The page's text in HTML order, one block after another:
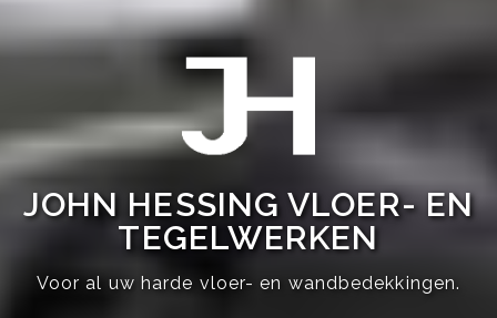
JOHN HESSING VLOER- EN
TEGELWERKEN
Voor al uw harde vloer- en wandbedekkingen.